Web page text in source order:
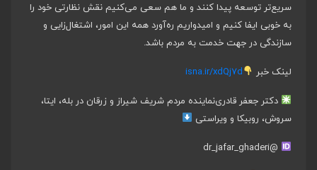
سریع‌تر توسعه پیدا کنند و ما هم سعی می‌کنیم نقش نظارتی خود را
به خوبی ایفا کنیم و امیدواریم ره‌آورد همه این امور، اشتغال‌زایی و
سازندگی در جهت خدمت به مردم باشد.
لینک خبر isna.ir/xdQj7d
دکتر جعفر قادرینماینده مردم شریف شیراز و زرقان در بله، ایتا،
سروش، روبیکا و ویراستی
@dr_jafar_ghaderi